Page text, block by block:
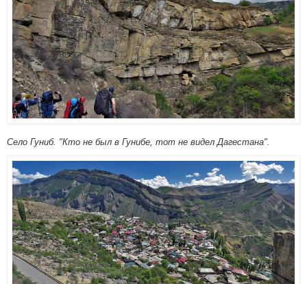
Село Гуниб. "Кто не был в Гунибе, тот не видел Дагестана".